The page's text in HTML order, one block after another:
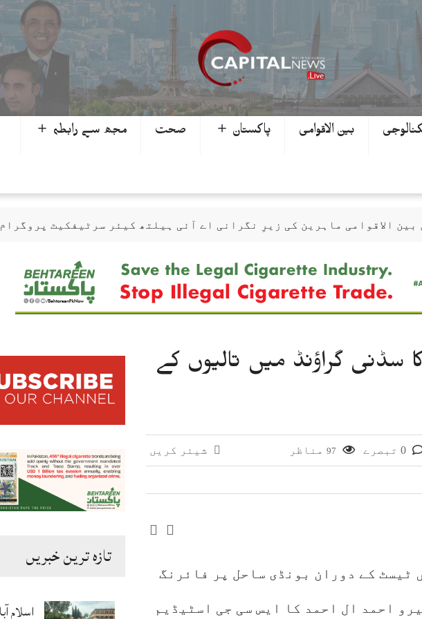
بین الاقوامی پاکستان ＋ صحت مجھ سے رابطہ ＋
الاقوامی ماہرین کی زیرِ نگرانی اے آئی ہیلتھ کیئر سرٹیفکیٹ
پر تین ایوارڈ حاصل کر لئے
سوات میں اختتام پزیر
گلوکار کی عالمی مقبولیت کا معترف
جعلی سگریٹوں سے بھرے 11 مزدا ٹرک ضبط
کے کاروباری گروپ کی ملکیت کا انکشاف
تازہ ترین خبریں
اسلام
سڈنی گراؤنڈ میں تالیوں کے
شیئر کریں 97 مناظر
ٹیسٹ کے دوران بونڈی ساحل پر فائرنگ
احمد ال احمد کا ایس سی جی اسٹیڈیم